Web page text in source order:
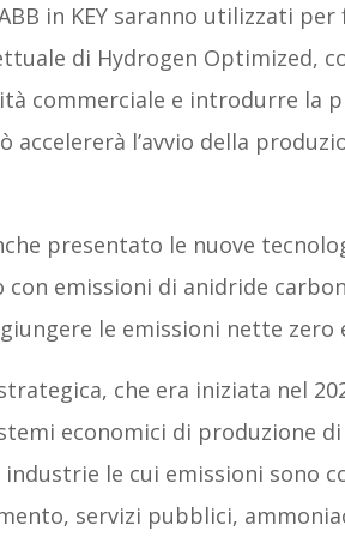
in KEY saranno utilizzati
di Hydrogen Optimized,
commerciale e introdurre la
accelererà l’avvio della
presentato le nuove
emissioni di anidride
le emissioni nette zero
che era iniziata nel
economici di produzione
le cui emissioni sono
servizi pubblici,